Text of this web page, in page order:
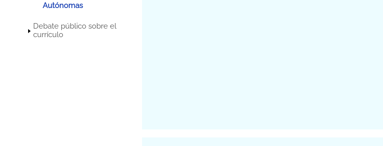
Autónomas
Debate público sobre el
currículo